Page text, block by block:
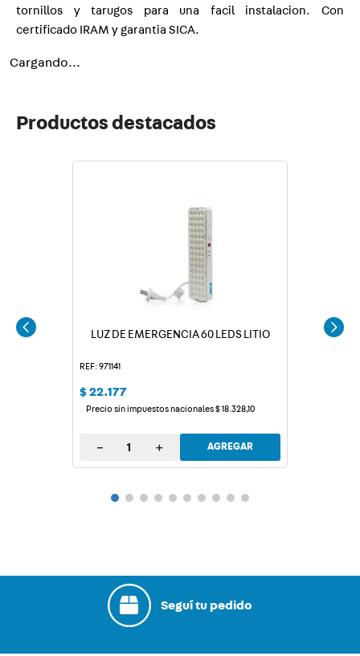
tornillos y tarugos para una facil instalacion. Con
certificado IRAM y garantia SICA.
Cargando...
Productos destacados
LUZ DE EMERGENCIA 60 LEDS LITIO
REF: 971141
$22.177
Precio sin impuestos nacionales$18 328,10
＋
－ AGREGAR
Seguí tu pedido